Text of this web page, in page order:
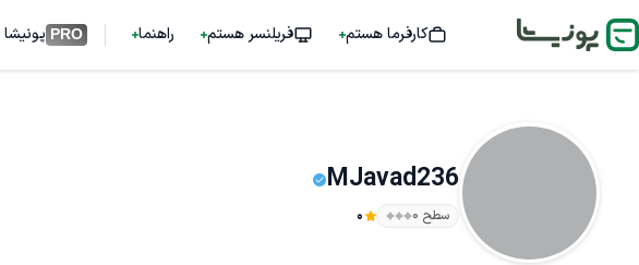
کارفرما هستم فریلنسر هستم راهنما PRO
MJavad236
سطح ۰ 0